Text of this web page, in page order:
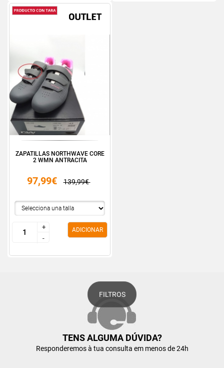
FILTROS
ZAPATILLAS NORTHWAVE CORE
2 WMN ANTRACITA
97,99€ 139,99€
+
-
+
-
ADICIONAR
TENS ALGUMA DÚVIDA?
Responderemos à tua consulta em menos de 24h